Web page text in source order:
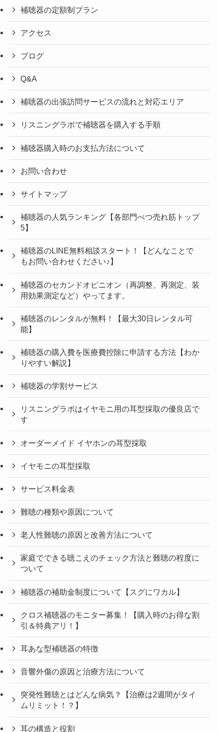
補聴器の定額制プラン
アクセス
ブログ
Q&A
補聴器の出張訪問サービスの流れと対応エリア
リスニングラボで補聴器を購入する手順
補聴器購入時のお支払方法について
お問い合わせ
サイトマップ
補聴器の人気ランキング【各部門べつ売れ筋トップ
5】
補聴器のLINE無料相談スタート！【どんなことで
もお問い合わせください♪】
補聴器のセカンドオピニオン（再調整、再測定、装
用効果測定など）やってます。
補聴器のレンタルが無料！【最大30日レンタル可
能】
補聴器の購入費を医療費控除に申請する方法【わか
りやすい解説】
補聴器の学割サービス
リスニングラボはイヤモニ用の耳型採取の優良店で
す
オーダーメイド イヤホンの耳型採取
イヤモニの耳型採取
サービス料金表
難聴の種類や原因について
老人性難聴の原因と改善方法について
家庭でできる聴こえのチェック方法と難聴の程度に
ついて
補聴器の補助金制度について【スグにワカル】
クロス補聴器のモニター募集！【購入時のお得な割
引＆特典アリ！】
耳あな型補聴器の特徴
音響外傷の原因と治療方法について
突発性難聴とはどんな病気？【治療は2週間がタイ
ムリミット！？】
耳の構造と役割